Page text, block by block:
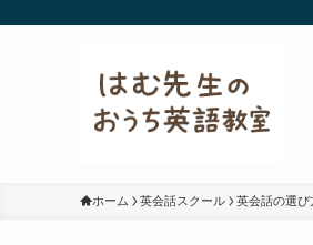
ホーム 英会話スクール 英会話の選び